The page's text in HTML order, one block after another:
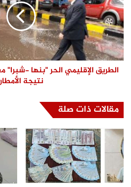
الطريق الإقليمي الحر "بنها -
نتيجة
مقالات ذات صلة